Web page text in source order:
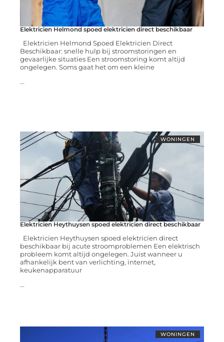
Elektricien Helmond spoed elektricien direct beschikbaar
Elektricien Helmond Spoed Elektricien Direct
Beschikbaar: snelle hulp bij stroomstoringen en
gevaarlijke situaties Een stroomstoring komt altijd
ongelegen. Soms gaat het om een kleine
...
WONINGEN
Elektricien Heythuysen spoed elektricien direct beschikbaar
Elektricien Heythuysen spoed elektricien direct
beschikbaar bij acute stroomproblemen Een elektrisch
probleem komt altijd ongelegen. Juist wanneer u
afhankelijk bent van verlichting, internet,
keukenapparatuur
...
WONINGEN